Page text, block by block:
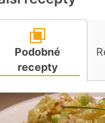
Podobné
recepty